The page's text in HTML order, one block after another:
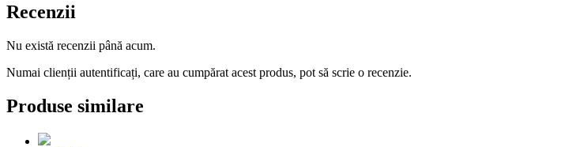
Recenzii
Nu există recenzii până acum.
Numai clienții autentificați, care au cumpărat acest produs, pot să scrie o recenzie.
Produse similare